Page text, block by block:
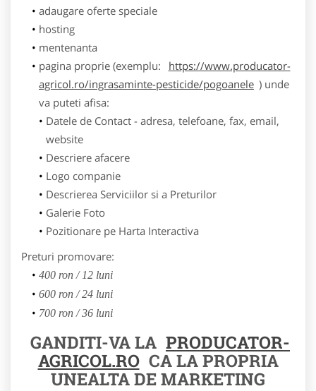
adaugare oferte speciale
hosting
mentenanta
pagina proprie (exemplu:
https://www.producator-
agricol.ro/ingrasaminte-pesticide/pogoanele ) unde
va puteti afisa:
Datele de Contact - adresa, telefoane, fax, email,
website
Descriere afacere
Logo companie
Descrierea Serviciilor si a Preturilor
Galerie Foto
Pozitionare pe Harta Interactiva
Preturi promovare:
400 ron / 12 luni
600 ron / 24 luni
700 ron / 36 luni
GANDITI-VA LA PRODUCATOR-
AGRICOL.RO CA LA PROPRIA
UNEALTA DE MARKETING